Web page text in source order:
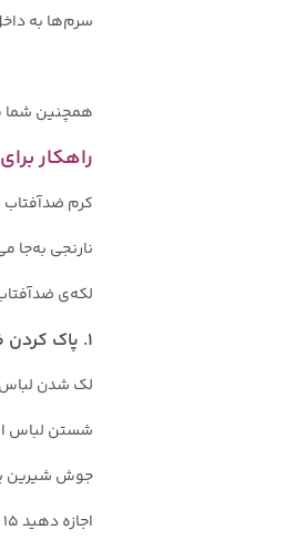
سرم‌ها به
همچنین شما
راهکار
کرم ضدآفتاب
لکه‌ی‌
۱. پاک کردن ضدآفتاب از روی لباس
لک شدن لباس
شستن لباس
جوش شیرین
اجازه دهید ۱۵ تا ۳۰ دقیقه بماند. سپس آن را از روی پارچه پاک کنید.